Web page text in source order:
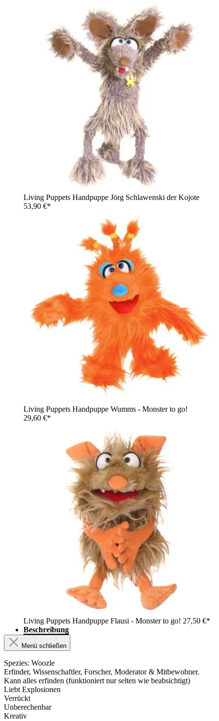
Living Puppets Handpuppe Jörg Schlawenski der Kojote
53,90 €*
Living Puppets Handpuppe Wumms - Monster to go!
29,60 €*
Living Puppets Handpuppe Flausi - Monster to go! 27,50 €*
Beschreibung
Menü schließen
Spezies: Woozle
Erfinder, Wissenschaftler, Forscher, Moderator & Mitbewohner.
Kann alles erfinden (funktioniert nur selten wie beabsichtigt)
Liebt Explosionen
Verrückt
Unberechenbar
Kreativ